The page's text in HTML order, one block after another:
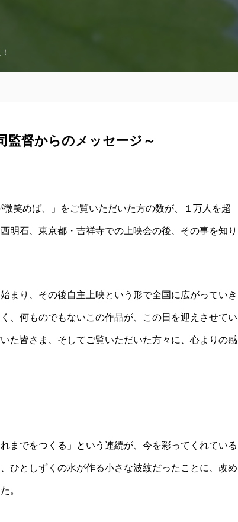
監督からのメッセージ～
微笑めば、」をご覧いただいた方の数が、１万人を超
明石、東京都・吉祥寺での上映会の後、その事を知り
まり、その後自主上映という形で全国に広がっていき
、何ものでもないこの作品が、この日を迎えさせてい
た皆さま、そしてご覧いただいた方々に、心よりの感
までをつくる」という連続が、今を彩ってくれている
ひとしずくの水が作る小さな波紋だったことに、改め
。